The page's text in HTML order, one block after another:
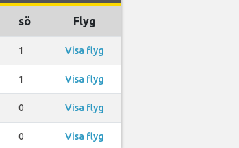
sö Flyg
1 Visa flyg
1 Visa flyg
0 Visa flyg
0 Visa flyg